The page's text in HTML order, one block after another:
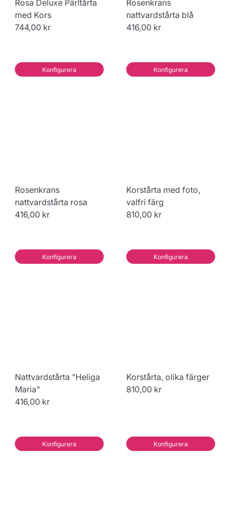
Rosa Deluxe Pärltårta
med Kors
744,00 kr
Konfigurera
Rosenkrans
nattvardstårta blå
416,00 kr
Konfigurera
Rosenkrans
nattvardstårta rosa
416,00 kr
Konfigurera
Korstårta med foto,
valfri färg
810,00 kr
Konfigurera
Nattvardstårta "Heliga
Maria"
416,00 kr
Konfigurera
Korstårta, olika färger
810,00 kr
Konfigurera